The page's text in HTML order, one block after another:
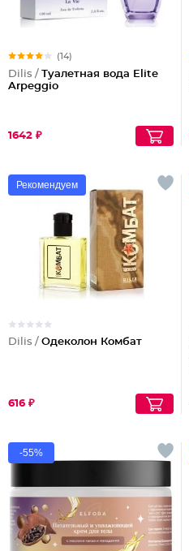
(14)
Dilis / Туалетная вода Elite
Arpeggio
1642 ₽
Рекомендуем
Dilis / Одеколон Комбат
616 ₽
-55%